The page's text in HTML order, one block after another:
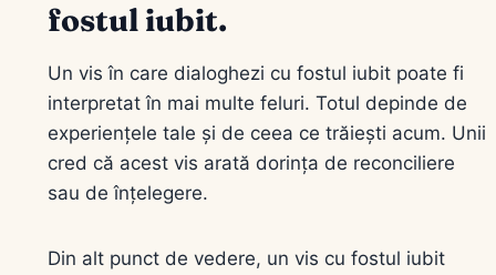
fostul iubit.
Un vis în care dialoghezi cu fostul iubit poate fi
interpretat în mai multe feluri. Totul depinde de
experiențele tale și de ceea ce trăiești acum. Unii
cred că acest vis arată dorința de reconciliere
sau de înțelegere.
Din alt punct de vedere, un vis cu fostul iubit